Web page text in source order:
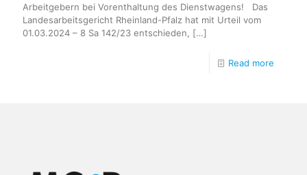
Arbeitgebern bei Vorenthaltung des Dienstwagens! Das
Landesarbeitsgericht Rheinland-Pfalz hat mit Urteil vom
01.03.2024 – 8 Sa 142/23 entschieden, […]
Read more